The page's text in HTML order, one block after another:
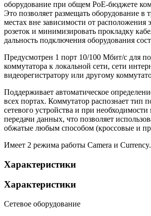
оборудование при общем PoE-бюджете
Это позволяет размещать оборудование в
местах вне зависимости от расположения
розеток и минимизировать прокладку
дальность подключения оборудования
Предусмотрен 1 порт 10/100 Мбит/с для
коммутатора к локальной сети, сети
видеорегистратору или другому
Поддерживает автоматическое
всех портах. Коммутатор распознает тип
сетевого устройства и при
передачи данных, что позволяет
обжатые любым способом (кроссовые и
Имеет 2 режима работы Camera и Currency.
Характеристики
Характеристики
Сетевое оборудование